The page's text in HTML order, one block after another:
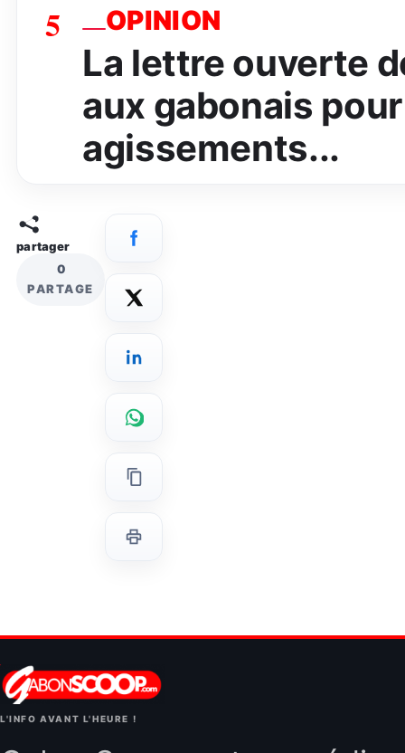
partager
0
PARTAGE
5 OPINION
La lettre ouverte
aux gabonais
agissements...
L'INFO AVANT L'HEURE !